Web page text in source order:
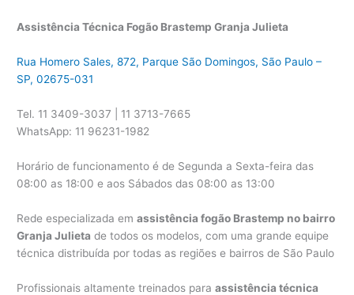
Assistência Técnica Fogão Brastemp Granja Julieta
Rua Homero Sales, 872, Parque São Domingos, São Paulo –
SP, 02675-031
Tel. 11 3409-3037 | 11 3713-7665
WhatsApp: 11 96231-1982
Horário de funcionamento é de Segunda a Sexta-feira das
08:00 as 18:00 e aos Sábados das 08:00 as 13:00
Rede especializada emassistência fogão Brastemp no bairro
Granja Julieta de todos os modelos, com uma grande equipe
técnica distribuída por todas as regiões e bairros de São Paulo
Profissionais altamente treinados paraassistência técnica